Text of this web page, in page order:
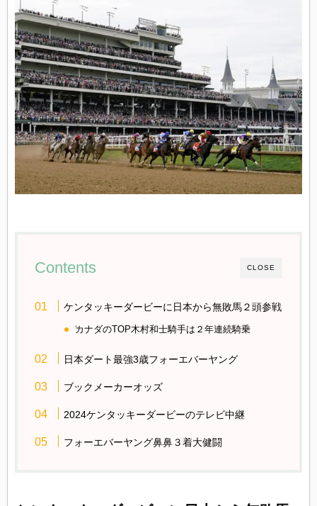
CLOSE
Contents
ケンタッキーダービーに日本から無敗馬２頭参戦
カナダのTOP木村和士騎手は２年連続騎乗
日本ダート最強3歳フォーエバーヤング
ブックメーカーオッズ
2024ケンタッキーダービーのテレビ中継
フォーエバーヤング鼻鼻３着大健闘